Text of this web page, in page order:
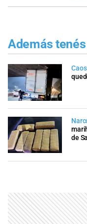
Además
de